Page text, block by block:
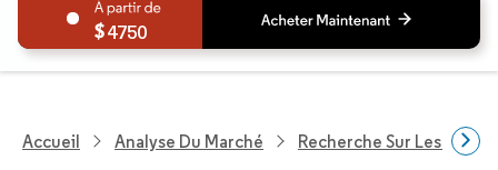
4750
Accueil Analyse Du Marché Recherche Sur Les